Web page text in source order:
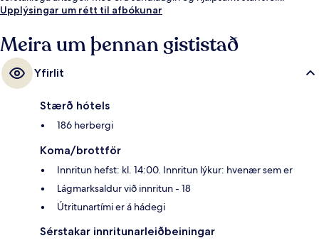
Gististaðurinn er stutt frá almenningssamgöngum: Prado San Sebastián-
sporvagnastoppistöðin í 6 mínútna.
Upplýsingar um rétt til afbókunar
Meira um þennan gististað
Yfirlit
Stærð hótels
186 herbergi
Koma/brottför
Innritun hefst: kl. 14:00. Innritun lýkur: hvenær sem er
Lágmarksaldur við innritun - 18
Útritunartími er á hádegi
Sérstakar innritunarleiðbeiningar